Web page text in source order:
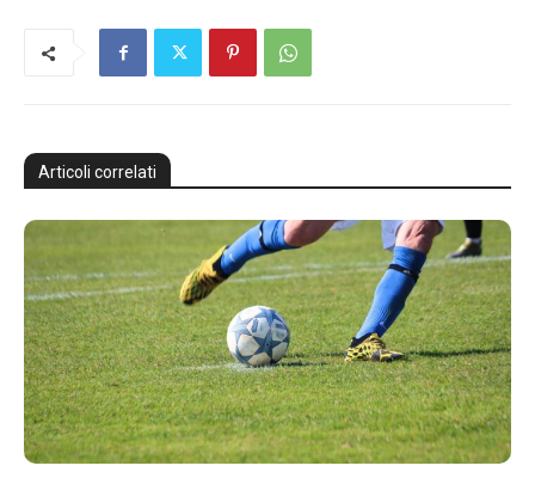
Articoli correlati